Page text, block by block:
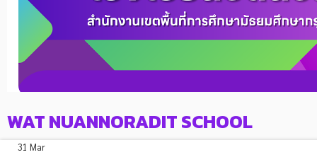
WAT NUANNORADIT SCHOOL
31 Mar